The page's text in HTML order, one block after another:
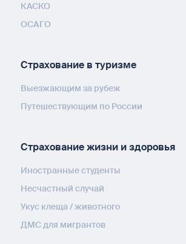
КАСКО
ОСАГО
Страхование в туризме
Выезжающим за рубеж
Путешествующим по России
Страхование жизни и здоровья
Иностранные студенты
Несчастный случай
Укус клеща / животного
ДМС для мигрантов